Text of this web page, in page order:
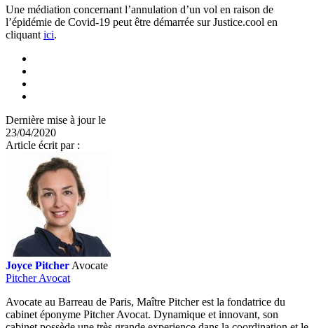
Une médiation concernant l’annulation d’un vol en raison de
l’épidémie de Covid-19 peut être démarrée sur Justice.cool en
cliquant ici.
Dernière mise à jour le
23/04/2020
Article écrit par :
Joyce Pitcher Avocate
Pitcher Avocat
Avocate au Barreau de Paris, Maître Pitcher est la fondatrice du
cabinet éponyme Pitcher Avocat. Dynamique et innovant, son